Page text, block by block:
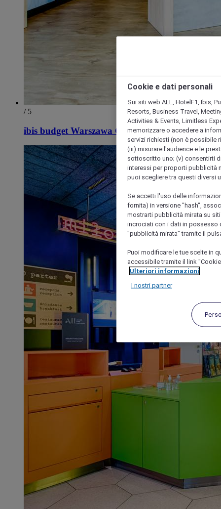
/ 5
ibis budget Warszawa Centrum
Cookie e dati personali
Sui siti web ALL, HotelF1, Ibis,
Resorts, Business Travel,
Activities & Events, Limitless
memorizzare o accedere a
servizi richiesti (non è possibile
(iii) misurare l'audience e le
sottoscritto uno; (v) consentirti
interessi per proporti pubblicità
puoi scegliere tra questi diversi
Se accetti l'uso delle
fornita) in versione "hash",
mostrarti pubblicità mirata su
incrociati con i dati in possesso
"pubblicità mirata" tramite il
Puoi modificare le tue scelte in
accessibile tramite il link
Ulteriori informazioni
I nostri partner